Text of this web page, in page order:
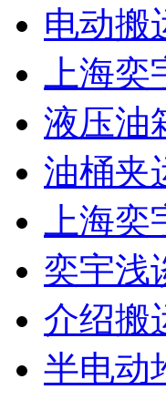
电动搬
上海
液压油
油桶夹
上海
奕宇浅
介绍搬
半电动